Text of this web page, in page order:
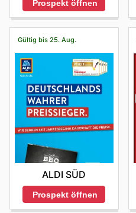
Prospekt öffnen
Gültig bis 25. Aug.
ALDI SÜD
Prospekt öffnen